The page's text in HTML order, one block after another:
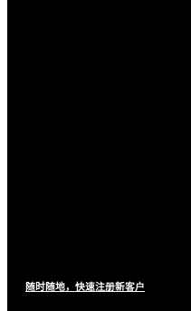
随时随地，快速注册新客户